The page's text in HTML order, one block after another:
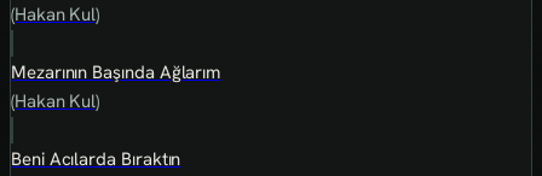
(Hakan Kul)
Mezarının Başında Ağlarım
(Hakan Kul)
Beni Acılarda Bıraktın